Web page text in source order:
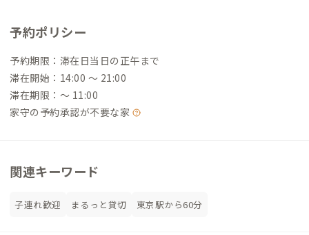
予約ポリシー
予約期限：滞在日当日の正午まで
滞在開始：14:00 〜 21:00
滞在期限：〜 11:00
家守の予約承認が不要な家
関連キーワード
子連れ歓迎 まるっと貸切 東京駅から60分